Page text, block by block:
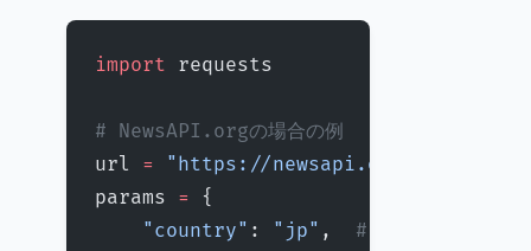
import requests
# NewsAPI.orgの場合の例
url = "https://newsapi.org/v2/top-
params = {
    "country"
: "jp" , # 日本のニュース